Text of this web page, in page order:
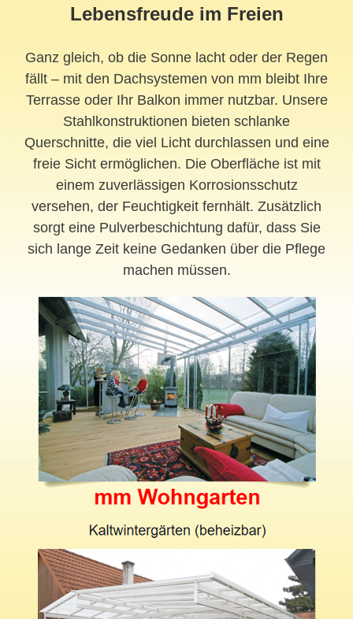
Lebensfreude im Freien
Ganz gleich, ob die Sonne lacht oder der Regen
fällt – mit den Dachsystemen von mm bleibt Ihre
Terrasse oder Ihr Balkon immer nutzbar. Unsere
Stahlkonstruktionen bieten schlanke
Querschnitte, die viel Licht durchlassen und eine
freie Sicht ermöglichen. Die Oberfläche ist mit
einem zuverlässigen Korrosionsschutz
versehen, der Feuchtigkeit fernhält. Zusätzlich
sorgt eine Pulverbeschichtung dafür, dass Sie
sich lange Zeit keine Gedanken über die Pflege
machen müssen.